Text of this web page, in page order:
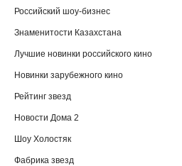
Российский шоу-бизнес
Знаменитости Казахстана
Лучшие новинки российского кино
Новинки зарубежного кино
Рейтинг звезд
Новости Дома 2
Шоу Холостяк
Фабрика звезд